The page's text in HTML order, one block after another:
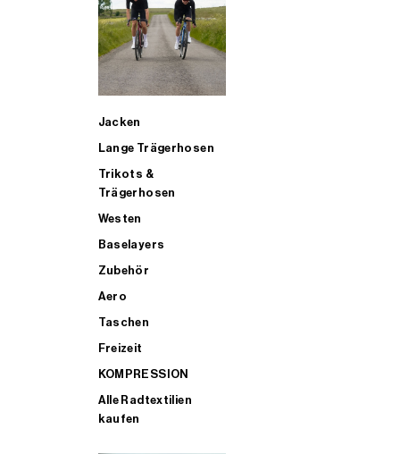
Jacken
Lange Trägerhosen
Trikots &
Trägerhosen
Westen
Baselayers
Zubehör
Aero
Taschen
Freizeit
KOMPRESSION
Alle Radtextilien
kaufen
ALLE TRIATHLONARTIKEL FÜR MÄNNER KAUFEN